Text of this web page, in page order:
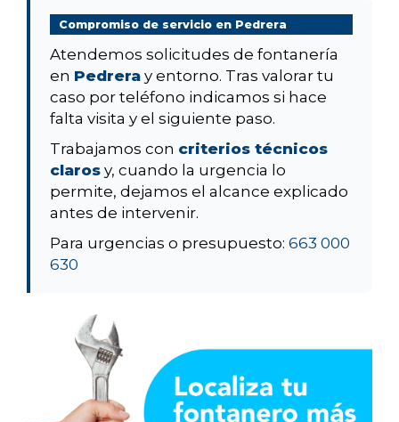
Compromiso de servicio en Pedrera
Atendemos solicitudes de fontanería
en Pedrera y entorno. Tras valorar tu
caso por teléfono indicamos si hace
falta visita y el siguiente paso.
Trabajamos con criterios técnicos
claros y, cuando la urgencia lo
permite, dejamos el alcance explicado
antes de intervenir.
Para urgencias o presupuesto: 663 000
630